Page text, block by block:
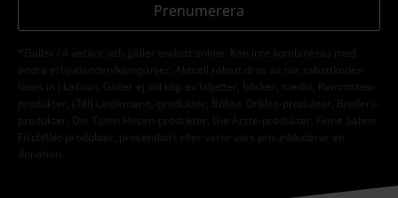
Prenumerera
*Gäller i 4 veckor och gäller endast online. Kan inte kombineras med
andra erbjudanden/kampanjer. Aktuell rabatt dras av när rabattkoden
löses in i kassan. Gäller ej vid köp av biljetter, böcker, media, Rammstein-
produkter, (Till) Lindemann,-produkter, Böhse Onklez-produkter, Broilers-
produkter, Die Toten Hosen-produkter, Die Ärzte-produkter, Feine Sahne
Fischfilet-produkter, presentkort eller varor vars pris inkluderar en
donation.